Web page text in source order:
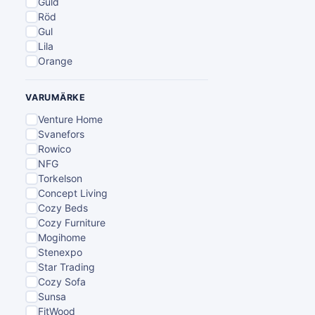
Röd
Gul
Lila
Orange
VARUMÄRKE
Venture Home
Svanefors
Rowico
NFG
Torkelson
Concept Living
Cozy Beds
Cozy Furniture
Mogihome
Stenexpo
Star Trading
Cozy Sofa
Sunsa
FitWood